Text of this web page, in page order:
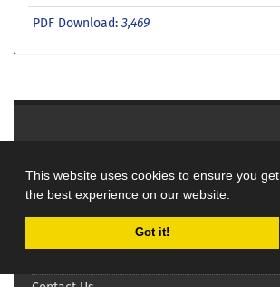
This website uses cookies to ensure you get
the best experience on our website.
Got it!
PDF Download: 3,469
Home